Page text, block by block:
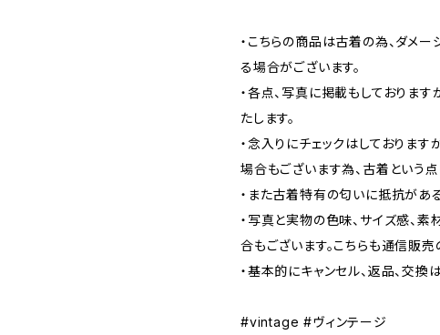
・こちらの商品は古着の為、ダメー
る場合がございます。
・各点、写真に掲載もしておりま
たします。
・念入りにチェックはしておりま
場合もございます為、古着という
・また古着特有の匂いに抵抗があ
・写真と実物の色味、サイズ感、
合もございます。こちらも通信販売
・基本的にキャンセル、返品、交換
#vintage #ヴィンテージ